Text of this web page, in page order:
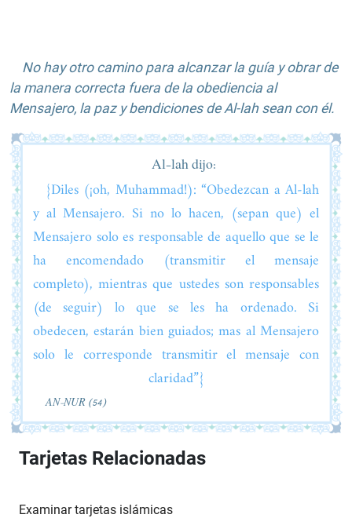
No hay otro camino para alcanzar la guía y obrar de
la manera correcta fuera de la obediencia al
Mensajero, la paz y bendiciones de Al-lah sean con él.
Al-lah dijo:
{Diles (¡oh, Muhammad!): “Obedezcan a Al-lah
y al Mensajero. Si no lo hacen, (sepan que) el
Mensajero solo es responsable de aquello que se le
ha encomendado (transmitir el mensaje
completo), mientras que ustedes son responsables
(de seguir) lo que se les ha ordenado. Si
obedecen, estarán bien guiados; mas al Mensajero
solo le corresponde transmitir el mensaje con
claridad”}
AN-NUR (54)
Tarjetas Relacionadas
Examinar tarjetas islámicas